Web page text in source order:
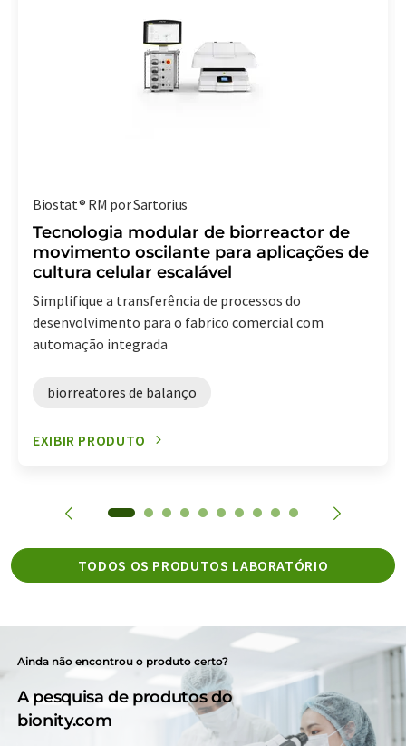
Biostat® RM por Sartorius
Tecnologia modular de biorreactor de
movimento oscilante para aplicações de
cultura celular escalável
Simplifique a transferência de processos do
desenvolvimento para o fabrico comercial com
automação integrada
biorreatores de balanço
EXIBIR PRODUTO
TODOS OS PRODUTOS LABORATÓRIO
Ainda não encontrou o produto certo?
A pesquisa de produtos do
bionity.com